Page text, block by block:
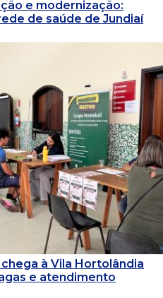
e modernização:
de saúde de Jundiaí
à Vila Hortolândia
e atendimento